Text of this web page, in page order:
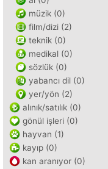
müzik (0)
film/dizi (2)
teknik (0)
medikal (0)
sözlük (0)
yabancı dil (0)
yer/yön (2)
alınık/satılık (0)
gönül işleri (0)
hayvan (1)
kayıp (0)
kan aranıyor (0)